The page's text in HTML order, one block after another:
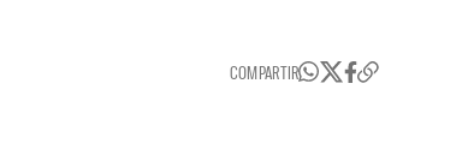
COMPARTIR